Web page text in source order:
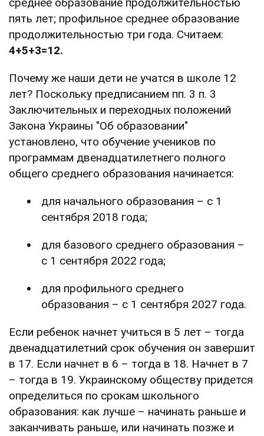
среднее образование продолжительностью
пять лет; профильное среднее образование
продолжительностью три года. Считаем:
4+5+3=12.
Почему же наши дети не учатся в школе 12
лет? Поскольку предписанием пп. 3 п. 3
Заключительных и переходных положений
Закона Украины "Об образовании"
установлено, что обучение учеников по
программам двенадцатилетнего полного
общего среднего образования начинается:
для начального образования – с 1
сентября 2018 года;
для базового среднего образования –
с 1 сентября 2022 года;
для профильного среднего
образования – с 1 сентября 2027 года.
Если ребенок начнет учиться в 5 лет – тогда
двенадцатилетний срок обучения он завершит
в 17. Если начнет в 6 – тогда в 18. Начнет в 7
– тогда в 19. Украинскому обществу придется
определиться по срокам школьного
образования: как лучше – начинать раньше и
заканчивать раньше, или начинать позже и